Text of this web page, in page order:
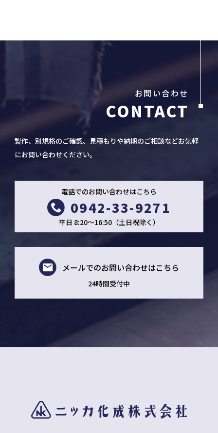
お問い合わせ
製作、別規格のご確認、見積もりや納期のご相談などお気軽
にお問い合わせください。
電話でのお問い合わせはこちら
0942-33-9271
平日 8:20～16:50（土日祝除く）
メールでのお問い合わせはこちら
24時間受付中